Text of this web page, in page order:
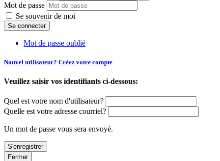
Mot de passe
Se souvenir de moi
Mot de passe oublié
Nouvel utilisateur? Créez votre compte
Veuillez saisir vos identifiants ci-dessous:
Quel est votre nom d'utilisateur?
Quelle est votre adresse courriel?
Un mot de passe vous sera envoyé.
Fermer